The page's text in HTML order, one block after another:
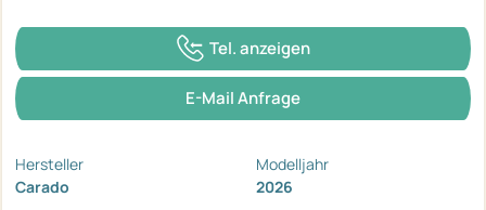
Tel. anzeigen
E-Mail Anfrage
Hersteller
Carado
Modelljahr
2026